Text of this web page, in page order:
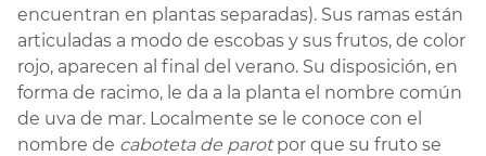
encuentran en plantas separadas). Sus ramas están
articuladas a modo de escobas y sus frutos, de color
rojo, aparecen al final del verano. Su disposición, en
forma de racimo, le da a la planta el nombre común
de uva de mar. Localmente se le conoce con el
nombre de caboteta de parotpor que su fruto se